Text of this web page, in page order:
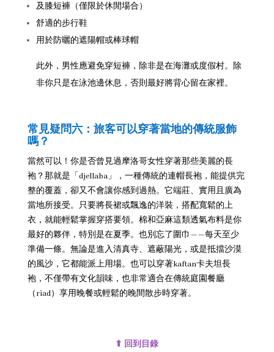
及膝短褲（僅限於休閒場合）
舒適的步行鞋
用於防曬的遮陽帽或棒球帽
此外，男性應避免穿短褲，除非是在海灘或度假村。除
非你只是在泳池邊休息，否則最好將背心留在家裡。
常見疑問六：旅客可以穿著當地的傳統服飾
嗎？
當然可以！你是否曾見過摩洛哥女性穿著那些美麗的長
袍？那就是「djellaba」，一種傳統的連帽長袍，能提供完
整的覆蓋，卻又不會讓你感到過熱。它端莊、實用且廣為
當地所接受。 只要將長裙或飄逸的洋裝，搭配寬鬆的上
衣，就能輕鬆掌握穿搭要領。棉和亞麻這類透氣布料是你
最好的夥伴，特別是在夏季。也別忘了圍巾——每天至少
準備一條。無論是進入清真寺、遮蔽陽光，或是抵擋沙漠
的風沙，它都能派上用場。也可以穿著kaftan卡夫坦長
袍，不僅帶有文化韻味，也非常適合在傳統庭園餐廳
（riad）享用晚餐或輕鬆的晚間散步時穿著。
⬆ 回到目錄